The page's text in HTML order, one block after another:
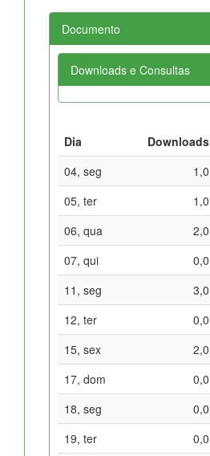
Documento
Downloads e Consultas
Dia Downloads
04, seg
1,0
05, ter
1,0
06, qua
2,0
07, qui
0,0
11, seg
3,0
12, ter
0,0
15, sex
2,0
17, dom
0,0
18, seg
0,0
19, ter
0,0